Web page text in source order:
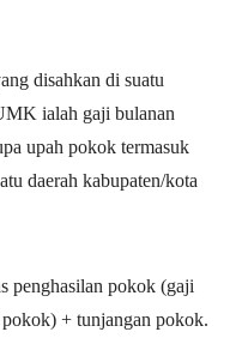
disahkan di suatu
ialah gaji bulanan
upah pokok termasuk
daerah kabupaten/kota
penghasilan pokok (gaji
+ tunjangan pokok.